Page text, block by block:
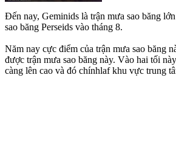
Đến nay, Geminids là trận mưa sao băng
sao băng Perseids vào tháng 8.
Năm nay cực điểm của trận mưa sao băng
được trận mưa sao băng này. Vào hai tối
càng lên cao và đó chínhlaf khu vực trung